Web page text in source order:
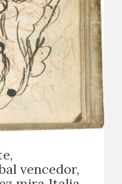
vencedor,